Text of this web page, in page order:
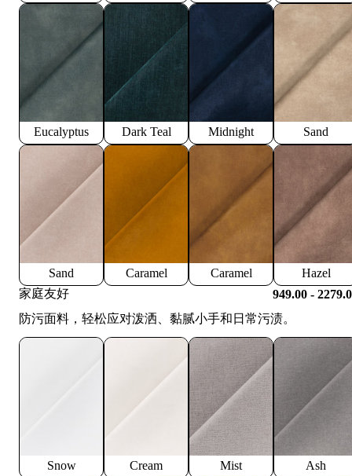
Eucalyptus Dark Teal Midnight Sand
Sand Caramel Caramel
Hazel
家庭友好
949.00 -
防污面料，轻松应对泼洒、黏腻小手和日常污渍。
Snow Cream Mist Ash